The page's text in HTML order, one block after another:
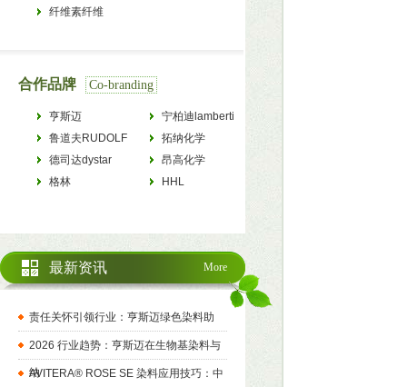
纤维素纤维
合作品牌 Co-branding
亨斯迈
HUNTSMAN
宁柏迪lamberti
鲁道夫RUDOLF
拓纳化学
tanatexchemicals
德司达dystar
昂高化学
archroma
格林 HHL
More
最新资讯
责任关怀引领行业：亨斯迈绿色染料助
2026 行业趋势：亨斯迈在生物基染料与
纳
AVITERA® ROSE SE 染料应用技巧：中